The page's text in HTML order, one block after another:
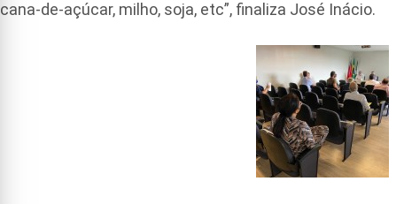
cana-de-açúcar, milho, soja, etc”, finaliza José Inácio.